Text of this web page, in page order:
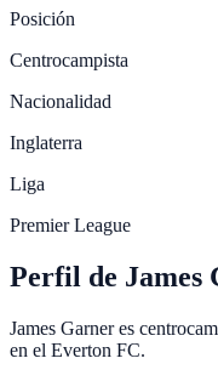
Posición
Centrocampista
Nacionalidad
Inglaterra
Liga
Premier League
Perfil de James
James Garner es
en el Everton FC.